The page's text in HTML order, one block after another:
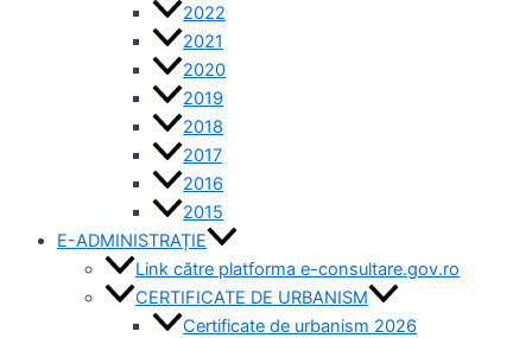
2022
2021
2020
2019
2018
2017
2016
2015
E-ADMINISTRAȚIE
Link către platforma e-consultare.gov.ro
CERTIFICATE DE URBANISM
Certificate de urbanism 2026